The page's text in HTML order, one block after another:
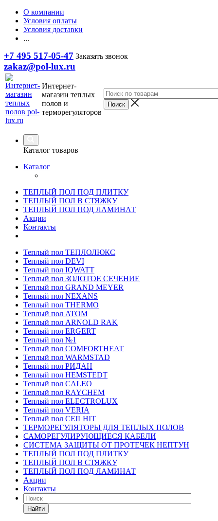
О компании
Условия оплаты
Условия доставки
...
+7 495 517-05-47 Заказать звонок
zakaz@pol-lux.ru
Интернет-
магазин теплых
полов и
терморегуляторов
Каталог товаров
Каталог
ТЕПЛЫЙ ПОЛ ПОД ПЛИТКУ
ТЕПЛЫЙ ПОЛ В СТЯЖКУ
ТЕПЛЫЙ ПОЛ ПОД ЛАМИНАТ
Акции
Контакты
Теплый пол ТЕПЛОЛЮКС
Теплый пол DEVI
Теплый пол IQWATT
Теплый пол ЗОЛОТОЕ СЕЧЕНИЕ
Теплый пол GRAND MEYER
Теплый пол NEXANS
Теплый пол THERMO
Теплый пол ATOM
Теплый пол ARNOLD RAK
Теплый пол ERGERT
Теплый пол №1
Теплый пол COMFORTHEAT
Теплый пол WARMSTAD
Теплый пол РИДАН
Теплый пол HEMSTEDT
Теплый пол CALEO
Теплый пол RAYCHEM
Теплый пол ELECTROLUX
Теплый пол VERIA
Теплый пол CEILHIT
ТЕРМОРЕГУЛЯТОРЫ ДЛЯ ТЕПЛЫХ ПОЛОВ
САМОРЕГУЛИРУЮЩИЕСЯ КАБЕЛИ
СИСТЕМА ЗАЩИТЫ ОТ ПРОТЕЧЕК НЕПТУН
ТЕПЛЫЙ ПОЛ ПОД ПЛИТКУ
ТЕПЛЫЙ ПОЛ В СТЯЖКУ
ТЕПЛЫЙ ПОЛ ПОД ЛАМИНАТ
Акции
Контакты
Найти